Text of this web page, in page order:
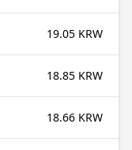
19.05 KRW
18.85 KRW
18.66 KRW